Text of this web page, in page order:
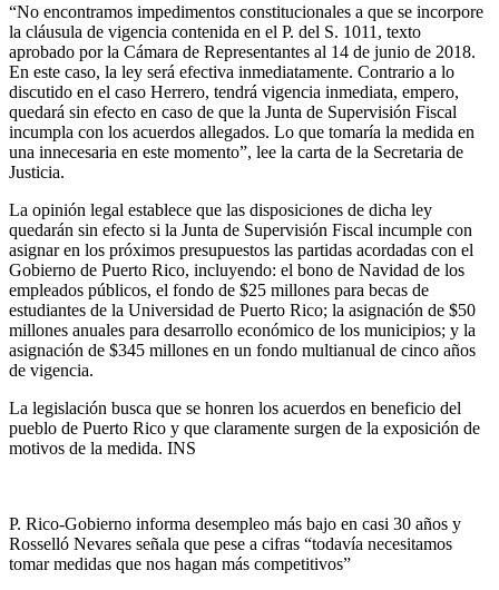
“No encontramos impedimentos constitucionales a que se incorpore
la cláusula de vigencia contenida en el P. del S. 1011, texto
aprobado por la Cámara de Representantes al 14 de junio de 2018.
En este caso, la ley será efectiva inmediatamente. Contrario a lo
discutido en el caso Herrero, tendrá vigencia inmediata, empero,
quedará sin efecto en caso de que la Junta de Supervisión Fiscal
incumpla con los acuerdos allegados. Lo que tomaría la medida en
una innecesaria en este momento”, lee la carta de la Secretaria de
Justicia.
La opinión legal establece que las disposiciones de dicha ley
quedarán sin efecto si la Junta de Supervisión Fiscal incumple con
asignar en los próximos presupuestos las partidas acordadas con el
Gobierno de Puerto Rico, incluyendo: el bono de Navidad de los
empleados públicos, el fondo de $25 millones para becas de
estudiantes de la Universidad de Puerto Rico; la asignación de $50
millones anuales para desarrollo económico de los municipios; y la
asignación de $345 millones en un fondo multianual de cinco años
de vigencia.
La legislación busca que se honren los acuerdos en beneficio del
pueblo de Puerto Rico y que claramente surgen de la exposición de
motivos de la medida. INS
P. Rico-Gobierno informa desempleo más bajo en casi 30 años y
Rosselló Nevares señala que pese a cifras “todavía necesitamos
tomar medidas que nos hagan más competitivos”